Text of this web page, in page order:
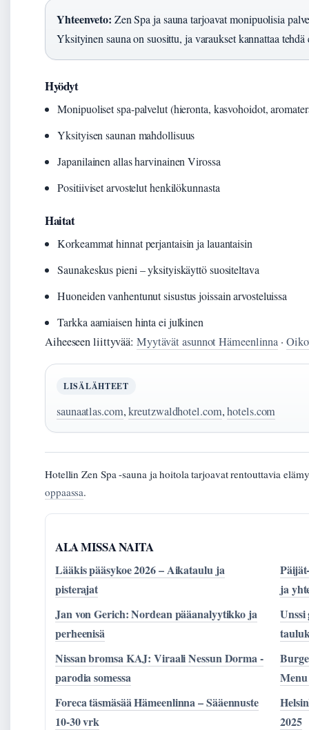
Yhteenveto: Zen Spa ja sauna tarjoavat monipuolisia
Yksityinen sauna on suosittu, ja varaukset kannattaa
Hyödyt
Monipuoliset spa-palvelut (hieronta, kasvohoidot,
Yksityisen saunan mahdollisuus
Japanilainen allas harvinainen Virossa
Positiiviset arvostelut henkilökunnasta
Haitat
Korkeammat hinnat perjantaisin ja lauantaisin
Saunakeskus pieni – yksityiskäyttö suositeltava
Huoneiden vanhentunut sisustus joissain arvosteluissa
Tarkka aamiaisen hinta ei julkinen
Aiheeseen liittyvää: Myytävät asunnot Hämeenlinna ·
LISÄLÄHTEET
saunaatlas.com,kreutzwaldhotel.com,hotels.com
Hotellin Zen Spa -sauna ja hoitola tarjoavat rentouttavia
oppaassa.
ALA MISSA NAITA
Lääkis pääsykoe 2026 – Aikataulu ja
pisterajat
ja
Jan von Gerich: Nordean pääanalyytikko ja
perheenisä
Nissan bromsa KAJ: Viraali Nessun Dorma -
parodia somessa
Foreca täsmäsää Hämeenlinna – Sääennuste
10-30 vrk
2025